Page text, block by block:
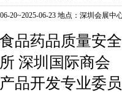
20~2025-06-23 地点：深圳会展中
品药品质量安
深圳国际商会
品开发专业委